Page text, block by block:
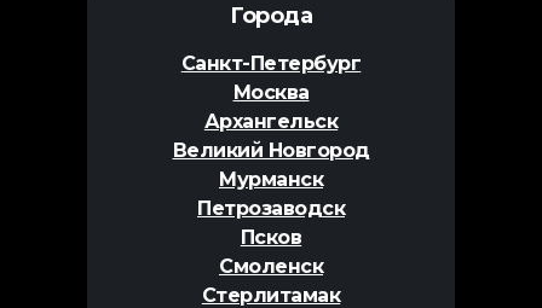
Города
Санкт-Петербург
Москва
Архангельск
Великий Новгород
Мурманск
Петрозаводск
Псков
Смоленск
Стерлитамак